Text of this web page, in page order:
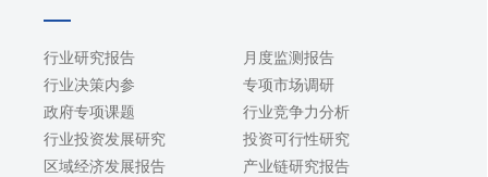
行业研究报告
月度监测报告
行业决策内参
专项市场调研
政府专项课题
行业竞争力分析
行业投资发展研究
投资可行性研究
区域经济发展报告
产业链研究报告